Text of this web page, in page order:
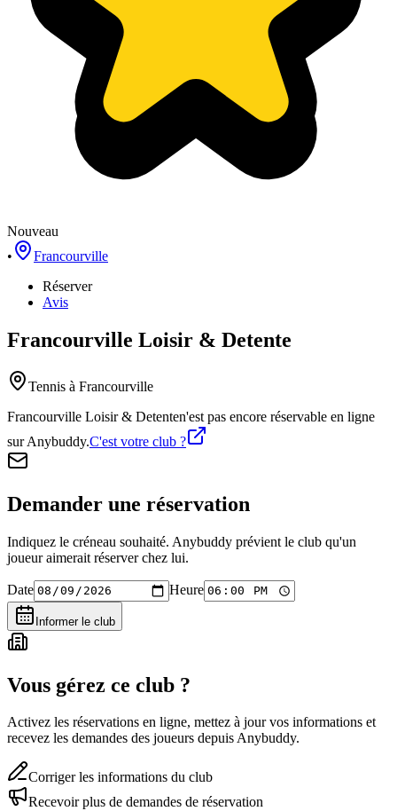
Nouveau
•
Francourville
Réserver
Avis
Francourville Loisir & Detente
Tennis à Francourville
Francourville Loisir & Detenten'est pas encore réservable en ligne
sur Anybuddy.C'est votre club ?
Demander une réservation
Indiquez le créneau souhaité. Anybuddy prévient le club qu'un
joueur aimerait réserver chez lui.
Date Heure
Informer le club
Vous gérez ce club ?
Activez les réservations en ligne, mettez à jour vos informations et
recevez les demandes des joueurs depuis Anybuddy.
Corriger les informations du club
Recevoir plus de demandes de réservation